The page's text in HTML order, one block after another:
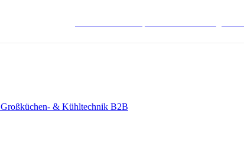
Großküchen- & Kühltechnik B2B